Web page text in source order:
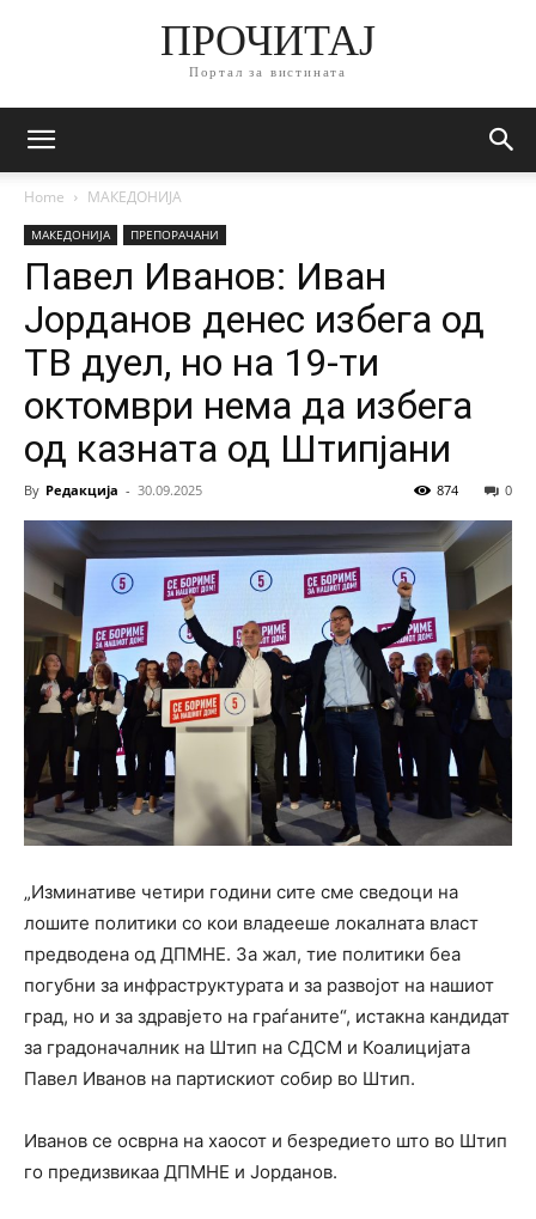
ПРОЧИТАЈ
Портал за вистината
Home МАКЕДОНИЈА
МАКЕДОНИЈА ПРЕПОРАЧАНИ
Павел Иванов: Иван
Јорданов денес избега од
ТВ дуел, но на 19-ти
октомври нема да избега
од казната од Штипјани
By Редакција - 30.09.2025 0
874
„Изминативе четири години сите сме сведоци на
лошите политики со кои владееше локалната власт
предводена од ДПМНЕ. За жал, тие политики беа
погубни за инфраструктурата и за развојот на нашиот
град, но и за здравјето на граѓаните“, истакна кандидат
за градоначалник на Штип на СДСМ и Коалицијата
Павел Иванов на партискиот собир во Штип.
Иванов се осврна на хаосот и безредието што во Штип
го предизвикаа ДПМНЕ и Јорданов.